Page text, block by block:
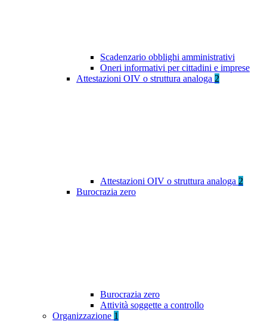
Scadenzario obblighi amministrativi
Oneri informativi per cittadini e imprese
Attestazioni OIV o struttura analoga 2
Attestazioni OIV o struttura analoga 2
Burocrazia zero
Burocrazia zero
Attività soggette a controllo
Organizzazione 1